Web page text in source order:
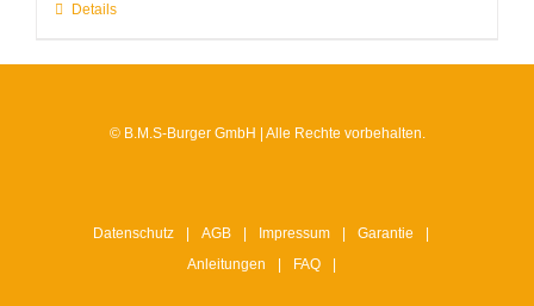
Details
© B.M.S-Burger GmbH | Alle Rechte vorbehalten.
Datenschutz AGB Impressum
Garantie
Anleitungen
FAQ